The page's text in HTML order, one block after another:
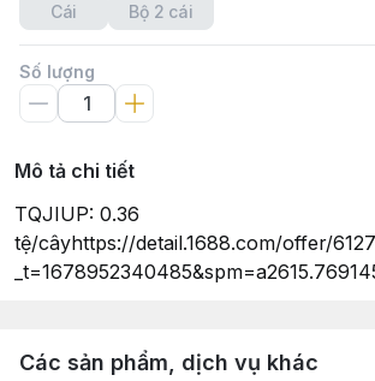
Cái
Bộ 2 cái
Số lượng
Mô tả chi tiết
TQJIUP: 0.36
tệ/câyhttps://detail.1688.com/offer/
Các sản phẩm, dịch vụ khác